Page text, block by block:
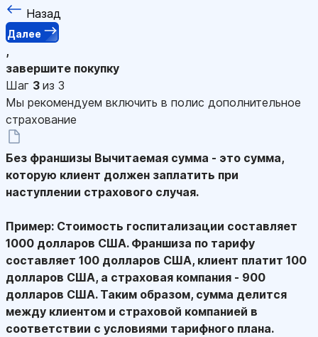
Назад
Далее
,
завершите покупку
Шаг 3 из 3
Мы рекомендуем включить в полис дополнительное
страхование
Без франшизы Вычитаемая сумма - это сумма,
которую клиент должен заплатить при
наступлении страхового случая.
Пример: Стоимость госпитализации составляет
1000 долларов США. Франшиза по тарифу
составляет 100 долларов США, клиент платит 100
долларов США, а страховая компания - 900
долларов США. Таким образом, сумма делится
между клиентом и страховой компанией в
соответствии с условиями тарифного плана.